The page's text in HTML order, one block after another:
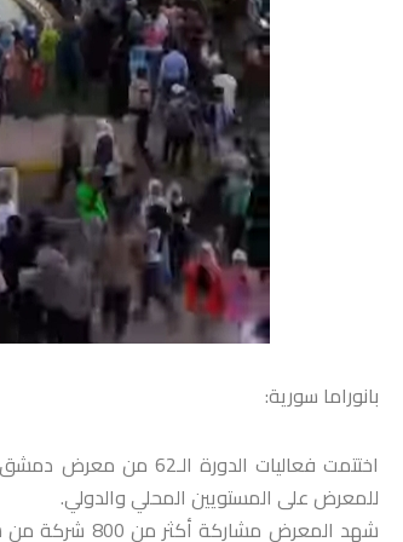
بانوراما سورية:
للمعرض على المستويين المحلي والدولي.